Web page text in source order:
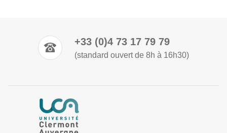
+33 (0)4 73 17 79 79
(standard ouvert de 8h à 16h30)